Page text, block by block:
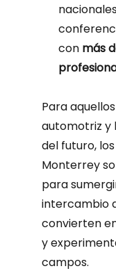
con más
Para
automotriz y
del futuro,
Monterrey
para
intercambio
convierten
y
campos.